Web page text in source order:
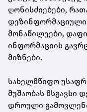
ღონისძიებები,
დეზინფორმაციული
მონაწილეები,
ინფორმაციის
მიზნები.
სახელმწიფო
მუშაობას მსგავსი
დროული